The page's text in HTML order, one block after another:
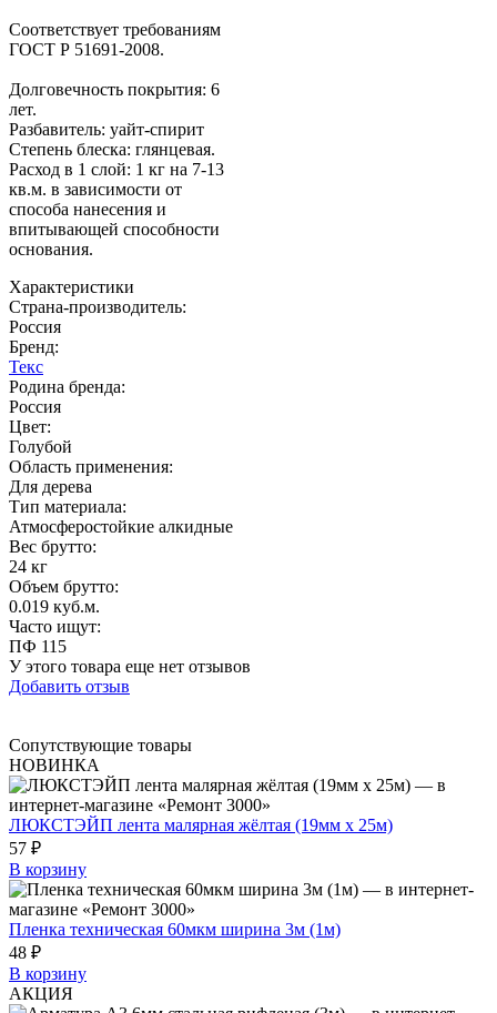
Соответствует требованиям
ГОСТ Р 51691-2008.
Долговечность покрытия: 6
лет.
Разбавитель: уайт-спирит
Степень блеска: глянцевая.
Расход в 1 слой: 1 кг на 7-13
кв.м. в зависимости от
способа нанесения и
впитывающей способности
основания.
Характеристики
Страна-производитель:
Россия
Бренд:
Текс
Родина бренда:
Россия
Цвет:
Голубой
Область применения:
Для дерева
Тип материала:
Атмосферостойкие алкидные
Вес брутто:
24 кг
Объем брутто:
0.019 куб.м.
Часто ищут:
ПФ 115
У этого товара еще нет отзывов
Добавить отзыв
Сопутствующие товары
НОВИНКА
ЛЮКСТЭЙП лента малярная жёлтая (19мм х 25м)
57 ₽
В корзину
Пленка техническая 60мкм ширина 3м (1м)
48 ₽
В корзину
АКЦИЯ